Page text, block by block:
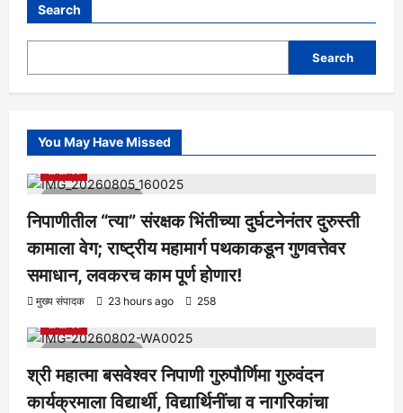
Search
Search
You May Have Missed
1 minute read
आरोग्य क्रीडा ताज्या बातम्या
निपाणीतील “त्या” संरक्षक भिंतीच्या दुर्घटनेनंतर दुरुस्ती
कामाला वेग; राष्ट्रीय महामार्ग पथकाकडून गुणवत्तेवर
समाधान, लवकरच काम पूर्ण होणार!
मुख्य संपादक 23 hours ago 258
1 minute read
आरोग्य क्रीडा ताज्या बातम्या निपाणी परिसर
श्री महात्मा बसवेश्वर निपाणी गुरुपौर्णिमा गुरुवंदन
कार्यक्रमाला विद्यार्थी, विद्यार्थिनींचा व नागरिकांचा